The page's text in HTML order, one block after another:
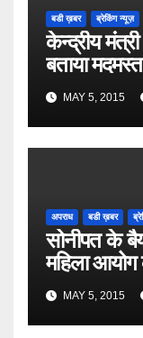
बडी ख़बर ब्रेकिंग न्यूज़
केन्द्रीय
बताया
MAY 5, 2015
अपराध बडी ख़बर
सोनीपत के
महिला
MAY 5, 2015